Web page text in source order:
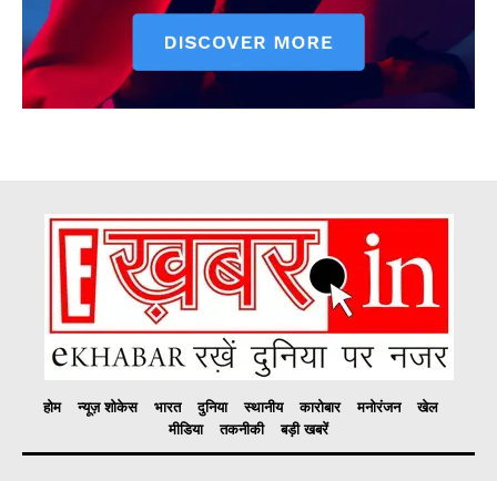
होम न्यूज़ शोकेस भारत दुनिया स्थानीय कारोबार मनोरंजन
खेल
मीडिया
तकनीकी बड़ी खबरें